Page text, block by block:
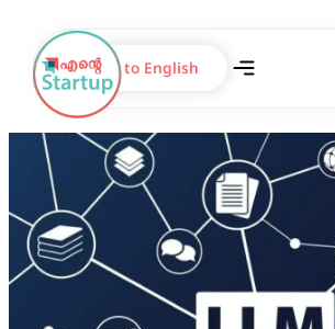
Switch to English